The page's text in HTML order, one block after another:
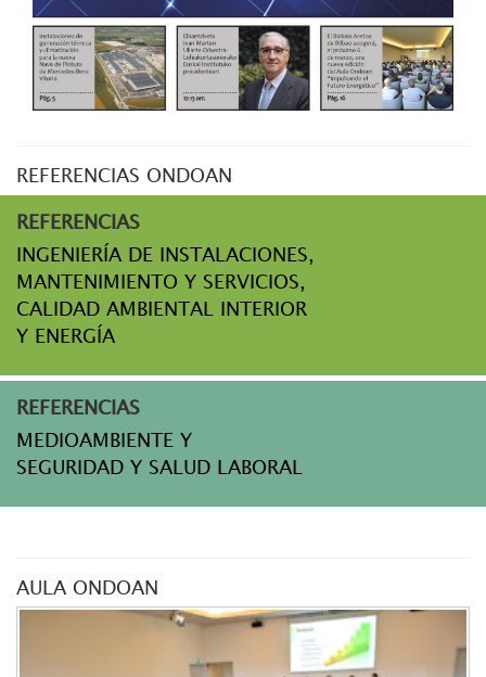
REFERENCIAS ONDOAN
REFERENCIAS
INGENIERÍA DE INSTALACIONES,
MANTENIMIENTO Y SERVICIOS,
CALIDAD AMBIENTAL INTERIOR
Y ENERGÍA
REFERENCIAS
MEDIOAMBIENTE Y
SEGURIDAD Y SALUD LABORAL
AULA ONDOAN